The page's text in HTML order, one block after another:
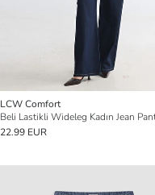
LCW Comfort
Beli Lastikli Wideleg Kadın Jean
22.99 EUR